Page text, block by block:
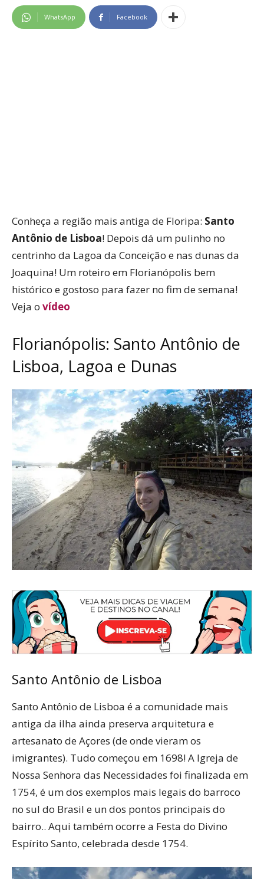
WhatsApp Facebook
Conheça a região mais antiga de Floripa: Santo
Antônio de Lisboa! Depois dá um pulinho no
centrinho da Lagoa da Conceição e nas dunas da
Joaquina! Um roteiro em Florianópolis bem
histórico e gostoso para fazer no fim de semana!
Veja o vídeo
Florianópolis: Santo Antônio de
Lisboa, Lagoa e Dunas
Santo Antônio de Lisboa
Santo Antônio de Lisboa é a comunidade mais
antiga da ilha ainda preserva arquitetura e
artesanato de Açores (de onde vieram os
imigrantes). Tudo começou em 1698! A Igreja de
Nossa Senhora das Necessidades foi finalizada em
1754, é um dos exemplos mais legais do barroco
no sul do Brasil e un dos pontos principais do
bairro.. Aqui também ocorre a Festa do Divino
Espírito Santo, celebrada desde 1754.